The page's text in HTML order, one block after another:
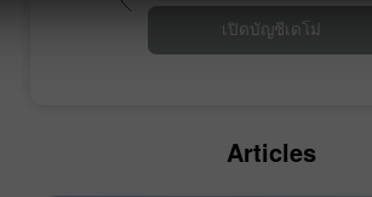
เปิดบัญชีเดโม่
Articles